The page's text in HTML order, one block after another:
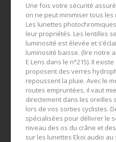
Une fois votre sécurité
on ne peut minimiser tous
Les lunettes
leur propriétés. Les lentilles
luminosité est élevée et
luminosité baisse. (lire notre
E Lens dans le n°215). Il
proposent des verres
repoussent la pluie. Avec le
routes empruntées, il vaut
directement dans les oreilles
lors de vos sorties cyclistes.
spécialisées pour délivrer le
niveau des os du crâne et
sur les lunettes Ekoï audio au